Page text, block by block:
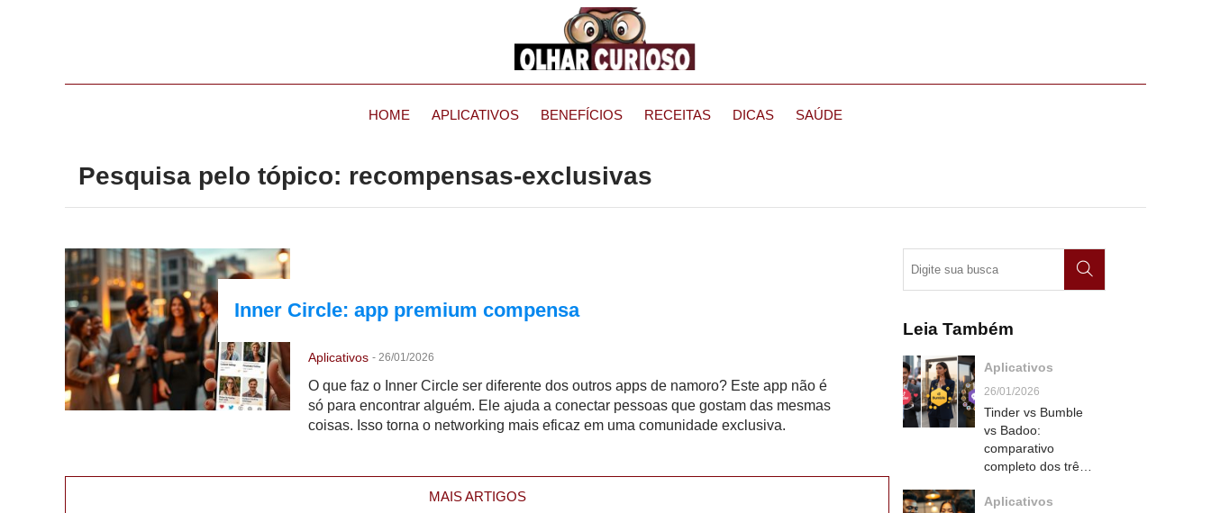
HOME APLICATIVOS BENEFÍCIOS RECEITAS DICAS SAÚDE
Pesquisa pelo tópico: recompensas-exclusivas
Inner Circle: app premium compensa
Aplicativos - 26/01/2026
O que faz o Inner Circle ser diferente dos outros apps de namoro? Este app não é
só para encontrar alguém. Ele ajuda a conectar pessoas que gostam das mesmas
coisas. Isso torna o networking mais eficaz em uma comunidade exclusiva.
MAIS ARTIGOS
Leia Também
Aplicativos
26/01/2026
Tinder vs Bumble
vs Badoo:
comparativo
completo dos três
Aplicativos